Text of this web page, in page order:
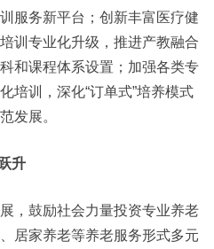
服务新平台；创新丰富医疗健
训专业化升级，推进产教融合
和课程体系设置；加强各类专
培训，深化“订单式”培养模式
发展。
升
鼓励社会力量投资专业养老
居家养老等养老服务形式多元